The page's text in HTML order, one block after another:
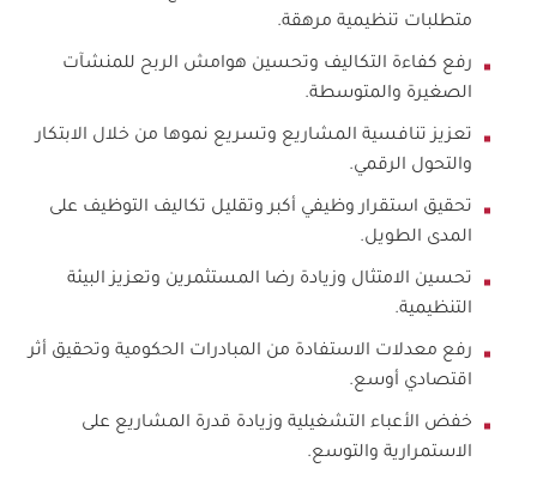
متطلبات تنظيمية مرهقة.
رفع كفاءة التكاليف وتحسين هوامش الربح للمنشآت
الصغيرة والمتوسطة.
تعزيز تنافسية المشاريع وتسريع نموها من خلال الابتكار
والتحول الرقمي.
تحقيق استقرار وظيفي أكبر وتقليل تكاليف التوظيف على
المدى الطويل.
تحسين الامتثال وزيادة رضا المستثمرين وتعزيز البيئة
التنظيمية.
رفع معدلات الاستفادة من المبادرات الحكومية وتحقيق أثر
اقتصادي أوسع.
خفض الأعباء التشغيلية وزيادة قدرة المشاريع على
الاستمرارية والتوسع.